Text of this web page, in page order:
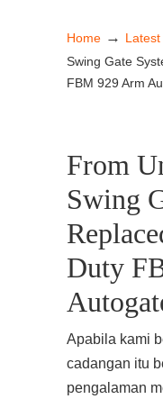
Home →
Swing Gate
FBM 929 Arm
From
Swing
Duty
Apabila kami
cadangan itu
pengalaman